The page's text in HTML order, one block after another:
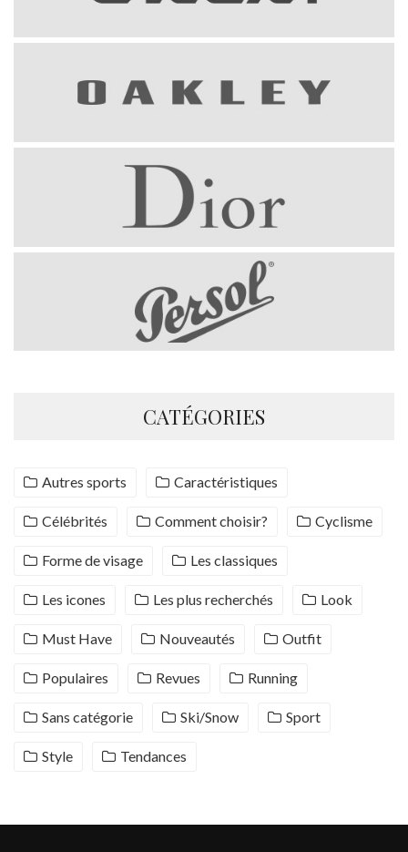
CATÉGORIES
Autres sports Caractéristiques
Célébrités Comment choisir? Cyclisme
Forme de visage Les classiques
Les icones Les plus recherchés Look
Must Have Nouveautés Outfit
Populaires Revues Running
Sans catégorie Ski/Snow Sport
Style Tendances